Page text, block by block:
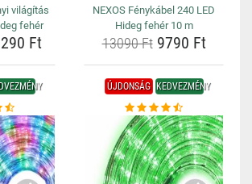
világítás
fehér
Ft
NEXOS Fénykábel 240 LED
Hideg fehér 10 m
13090 Ft9790 Ft
ÚJDONSÁG KEDVEZMÉNY